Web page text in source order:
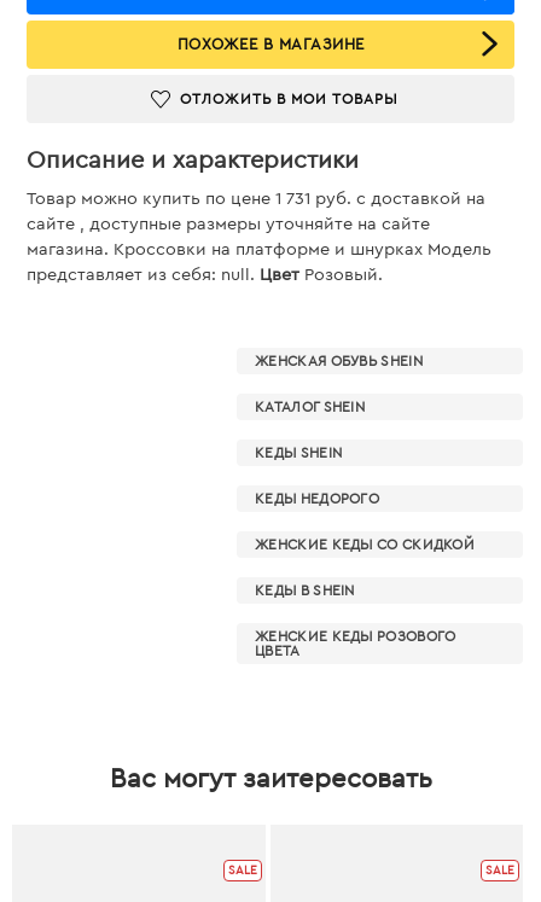
ПОХОЖЕЕ В МАГАЗИНЕ
ОТЛОЖИТЬ В МОИ ТОВАРЫ
Описание и характеристики
Товар можно купить по цене 1 731 руб. c доставкой на
сайте , доступные размеры уточняйте на сайте
магазина. Кроссовки на платформе и шнурках Модель
представляет из себя: null. Цвет Розовый.
ЖЕНСКАЯ ОБУВЬ SHEIN
КАТАЛОГ SHEIN
КЕДЫ SHEIN
КЕДЫ НЕДОРОГО
ЖЕНСКИЕ КЕДЫ СО СКИДКОЙ
КЕДЫ В SHEIN
ЖЕНСКИЕ КЕДЫ РОЗОВОГО
ЦВЕТА
Вас могут заитересовать
SALE SALE